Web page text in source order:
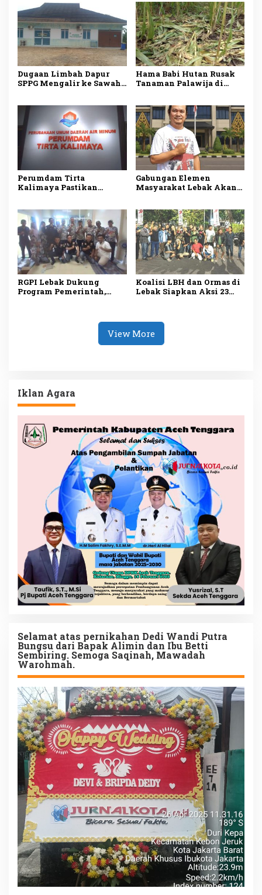
Dugaan Limbah Dapur
SPPG Mengalir ke Sawah
Pemeriksaan Menyeluruh
Hama Babi Hutan Rusak
Tanaman Palawija di
Rupiah
Perumdam Tirta
Kalimaya Pastikan
Tetap Lancar saat
Kemarau
Gabungan Elemen
Masyarakat Lebak Akan
Lima Tuntutan
RGPI Lebak Dukung
Program Pemerintah,
Kesejahteraan Rakyat
Koalisi LBH dan Ormas di
Lebak Siapkan Aksi 23
View More
Iklan Agara
Selamat atas pernikahan Dedi Wandi Putra
Bungsu dari Bapak Alimin dan Ibu Betti
Sembiring. Semoga Saqinah, Mawadah
Warohmah.